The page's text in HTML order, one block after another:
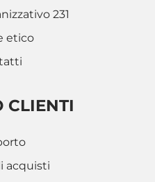
231
etico
CLIENTI
acquisti